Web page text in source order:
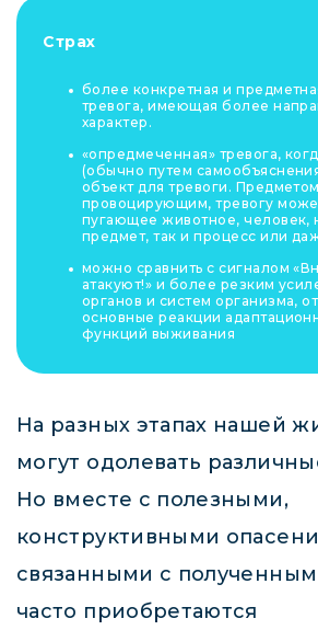
Страх
более конкретная и
тревога, имеющая более
характер.
«опредмеченная» тревога,
(обычно путем
объект для тревоги.
провоцирующим, тревогу
пугающее животное, человек,
предмет, так и процесс или
можно сравнить с сигналом
атакуют!» и более резким
органов и систем организма,
основные реакции
функций выживания
На разных этапах нашей
могут одолевать
Но вместе с полезными,
конструктивными
связанными с
часто приобретаются